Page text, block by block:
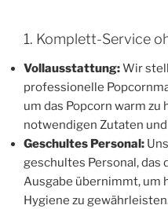
1. Komplett-Service
Vollausstattung:Wir
professionelle
um das Popcorn warm zu
notwendigen Zutaten
Geschultes Personal:
geschultes Personal, das
Ausgabe übernimmt, um
Hygiene zu